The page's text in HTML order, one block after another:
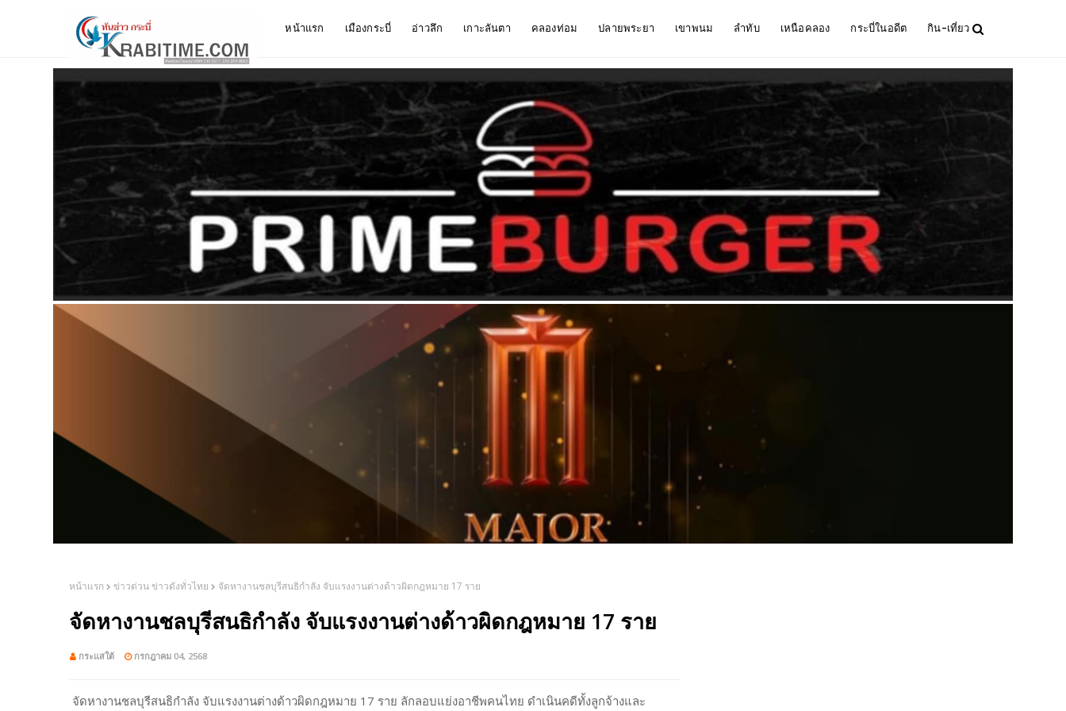
หน้าแรก เมืองกระบี่ อ่าวลึก เกาะลันตา คลองท่อม ปลายพระยา เขาพนม ลำทับ เหนือคลอง กระบี่ในอดีต กิน-เที่ยว
หน้าแรก ข่าวด่วน ข่าวดังทั่วไทย จัดหางานชลบุรีสนธิกำลัง จับแรงงานต่างด้าวผิดกฎหมาย 17 ราย
จัดหางานชลบุรีสนธิกำลัง จับแรงงานต่างด้าวผิดกฎหมาย 17 ราย
กระแสใต้ กรกฎาคม 04, 2568
จัดหางานชลบุรีสนธิกำลัง จับแรงงานต่างด้าวผิดกฎหมาย 17 ราย ลักลอบแย่งอาชีพคนไทย ดำเนินคดีทั้งลูกจ้างและ